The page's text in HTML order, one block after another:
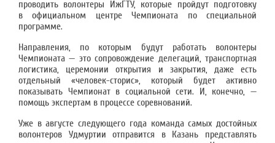
проводить волонтеры ИжГТУ, которые пройдут подготовку
в официальном центре Чемпионата по специальной
программе.
Направления, по которым будут работать волонтеры
Чемпионата — это сопровождение делегаций, транспортная
логистика, церемонии открытия и закрытия, даже есть
отдельный «человек-сторис», который будет активно
показывать Чемпионат в социальной сети. И, конечно, —
помощь экспертам в процессе соревнований.
Уже в августе следующего года команда самых достойных
волонтеров Удмуртии отправится в Казань представлять